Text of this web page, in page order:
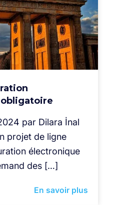
par Dilara İnal
projet de ligne
électronique
des […]
En savoir plus